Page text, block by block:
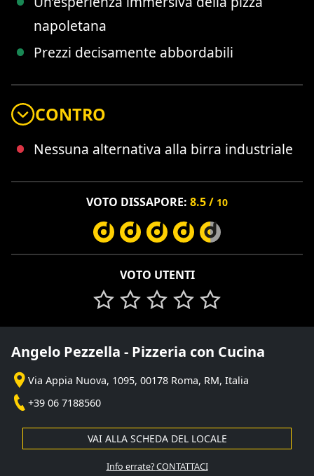
napoletana
Prezzi decisamente abbordabili
CONTRO
Nessuna alternativa alla birra industriale
VOTO DISSAPORE: 8.5 / 10
VOTO UTENTI
Angelo Pezzella - Pizzeria con Cucina
Via Appia Nuova, 1095, 00178 Roma, RM, Italia
+39 06 7188560
VAI ALLA SCHEDA DEL LOCALE
Info errate?CONTATTACI